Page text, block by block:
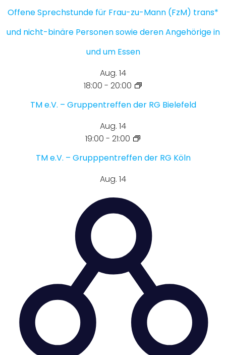
Offene Sprechstunde für Frau-zu-Mann (FzM) trans*
und nicht-binäre Personen sowie deren Angehörige in
und um Essen
Aug. 14
18:00 - 20:00
TM e.V. – Gruppentreffen der RG Bielefeld
Aug. 14
19:00 - 21:00
TM e.V. – Grupppentreffen der RG Köln
Aug. 14